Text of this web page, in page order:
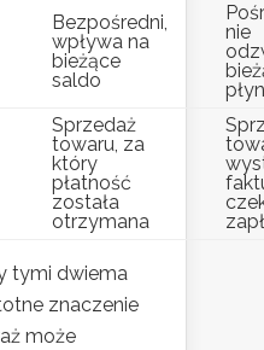
Bezpośredni,
wpływa na
bieżące
saldo
nie
Sprzedaż
towaru, za
który
płatność
została
otrzymana
tymi dwiema
znaczenie
może